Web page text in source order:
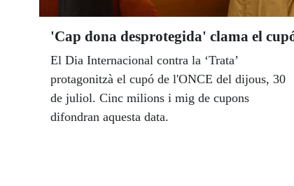
'Cap dona desprotegida' clama el
El Dia Internacional contra la ‘Trata’
protagonitzà el cupó de l'ONCE del dijous, 30
de juliol. Cinc milions i mig de cupons
difondran aquesta data.